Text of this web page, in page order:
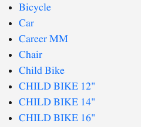
Bicycle
Car
Career MM
Chair
Child Bike
CHILD BIKE 12"
CHILD BIKE 14"
CHILD BIKE 16"